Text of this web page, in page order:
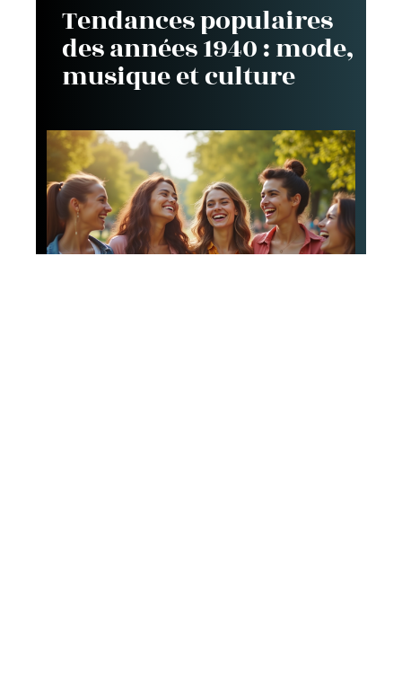
Tendances populaires
des années 1940 : mode,
musique et culture